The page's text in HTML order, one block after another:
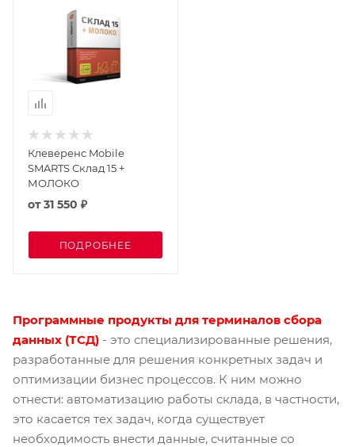
Клеверенс Mobile
SMARTS Склад 15 +
МОЛОКО
от31 550 ₽
ПОДРОБНЕЕ
Программные продукты для терминалов сбора
данных (ТСД) - это специализированные решения,
разработанные для решения конкретных задач и
оптимизации бизнес процессов. К ним можно
отнести: автоматизацию работы склада, в частности,
это касается тех задач, когда существует
необходимость внести данные, считанные со